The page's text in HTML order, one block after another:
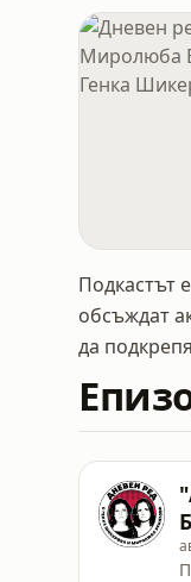
Подкастът
обсъждат
да